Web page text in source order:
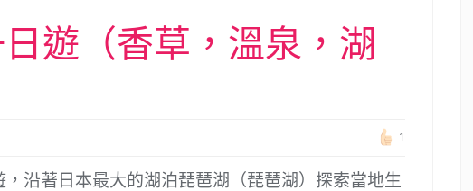
遊（香草，溫泉，湖
1
沿著日本最大的湖泊琵琶湖（琵琶湖）探索當地生